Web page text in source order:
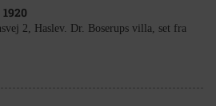
1920
2, Haslev. Dr. Boserups villa, set fra